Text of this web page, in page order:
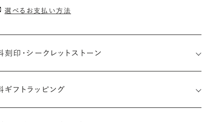
選べるお支払い方法
刻印・ シークレットストーン
メッセージ：アルファベット6文字まで刻印可能
ギフトラッピング